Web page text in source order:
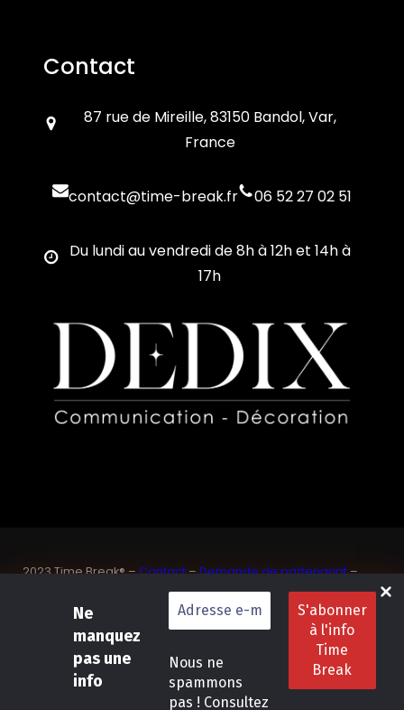
Ne
manquez
pas une
info
Nous ne
spammons
pas ! Consultez
Contact
87 rue de Mireille, 83150 Bandol, Var,
France
contact@time-break.fr 06 52 27 02 51
Du lundi au vendredi de 8h à 12h et 14h à
17h
2023 Time Break® –Contact–Demande de partenariat–
Sponsoriser un joueur de padel français
SASU Dedix Communication – 87 rue de Mireille – 83 150
Bandol – Var
Conditions
générales de location